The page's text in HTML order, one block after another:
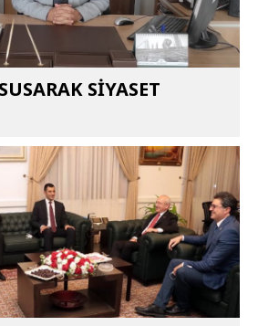
SİYASET